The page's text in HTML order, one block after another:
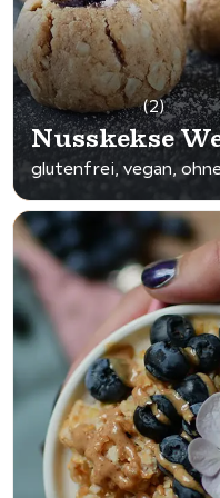
(2)
Nusskekse
glutenfrei, vegan,